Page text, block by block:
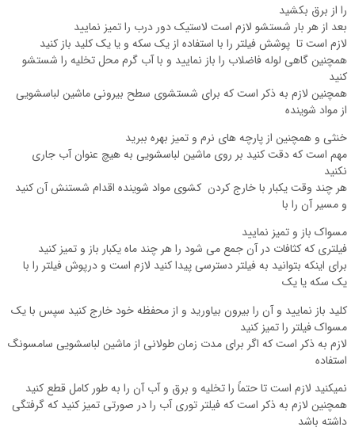
را از برق بکشید
بعد از هر بار شستشو لازم است لاستیک دور درب را تمیز نمایید
لازم است تا پوشش فیلتر را با استفاده از یک سکه و یا یک کلید باز کنید
همچنین گاهی لوله فاضلاب را باز نمایید و با آب گرم محل تخلیه را شستشو
کنید
همچنین لازم به ذکر است که برای شستشوی سطح بیرونی ماشین لباسشویی
از مواد شوینده
خنثی و همچنین از پارچه های نرم و تمیز بهره ببرید
مهم است که دقت کنید بر روی ماشین لباسشویی به هیچ عنوان آب جاری
نکنید
هر چند وقت یکبار با خارج کردن کشوی مواد شوینده اقدام شستنش آن کنید
و مسیر آن را با
مسواک باز و تمیز نمایید
فیلتری که کثافات در آن جمع می شود را هر چند ماه یکبار باز و تمیز کنید
برای اینکه بتوانید به فیلتر دسترسی پیدا کنید لازم است و درپوش فیلتر را با
یک سکه یا یک
کلید باز نمایید و آن را بیرون بیاورید و از محفظه خود خارج کنید سپس با یک
مسواک فیلتر را تمیز کنید
لازم به ذکر است که اگر برای مدت زمان طولانی از ماشین لباسشویی سامسونگ
استفاده
نمیکنید لازم است تا حتماً را تخلیه و برق و آب آن را به طور کامل قطع کنید
همچنین لازم به ذکر است که فیلتر توری آب را در صورتی تمیز کنید که گرفتگی
داشته باشد